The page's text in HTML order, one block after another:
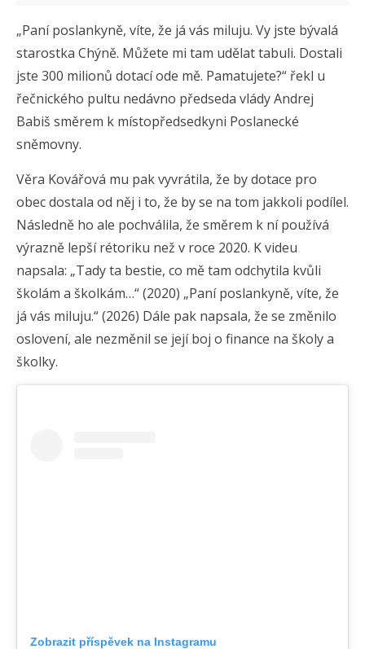
„Paní poslankyně, víte, že já vás miluju. Vy jste bývalá
starostka Chýně. Můžete mi tam udělat tabuli. Dostali
jste 300 milionů dotací ode mě. Pamatujete?“ řekl u
řečnického pultu nedávno předseda vlády Andrej
Babiš směrem k místopředsedkyni Poslanecké
sněmovny.
Věra Kovářová mu pak vyvrátila, že by dotace pro
obec dostala od něj i to, že by se na tom jakkoli podílel.
Následně ho ale pochválila, že směrem k ní používá
výrazně lepší rétoriku než v roce 2020. K videu
napsala: „Tady ta bestie, co mě tam odchytila kvůli
školám a školkám…“ (2020) „Paní poslankyně, víte, že
já vás miluju.“ (2026) Dále pak napsala, že se změnilo
oslovení, ale nezměnil se její boj o finance na školy a
školky.
Zobrazit příspěvek na Instagramu